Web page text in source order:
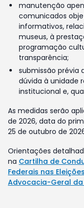
manutenção
comunicados
informativos,
museus, à
programação
transparência;
submissão prévia
dúvida à unidade
institucional e,
As medidas serão
de 2026, data do
25 de outubro de
Orientações
na Cartilha de
Federais nas
Advocacia-Geral da